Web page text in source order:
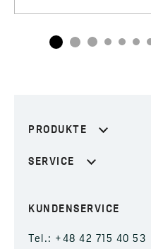
PRODUKTE
SERVICE
KUNDENSERVICE
Tel.: +48 42 715 40 53